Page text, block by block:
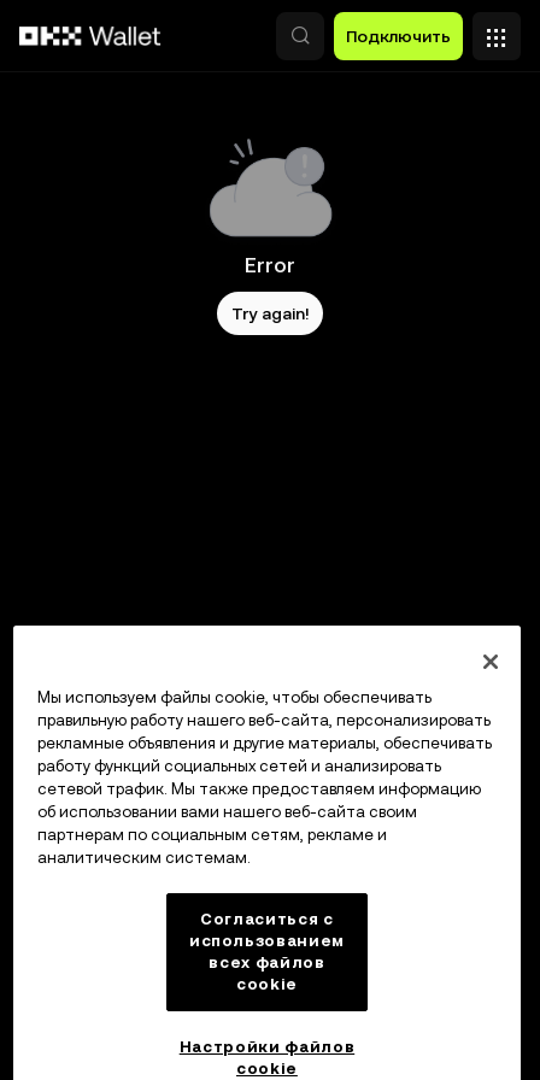
Подключить
Error
Try again!
Мы используем файлы cookie, чтобы обеспечивать
правильную работу нашего веб-сайта, персонализировать
рекламные объявления и другие материалы, обеспечивать
работу функций социальных сетей и анализировать
сетевой трафик. Мы также предоставляем информацию
об использовании вами нашего веб-сайта своим
партнерам по социальным сетям, рекламе и
аналитическим системам.
Согласиться с
использованием
всех файлов
cookie
Настройки файлов
cookie